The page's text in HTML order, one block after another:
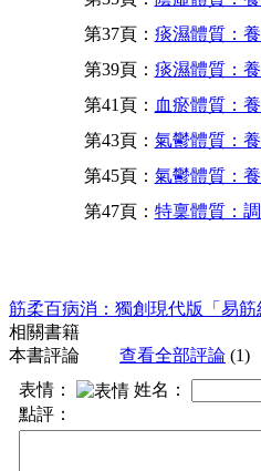
第37頁： 痰濕體質：
第39頁： 痰濕體質：
第41頁： 血瘀體質：
第43頁： 氣鬱體質：
第45頁： 氣鬱體質：
第47頁： 特稟體質：
筋柔百病消：獨創現代版「
相關書籍
本書評論
查看全部評論 (1)
表情：
姓名：
點評：